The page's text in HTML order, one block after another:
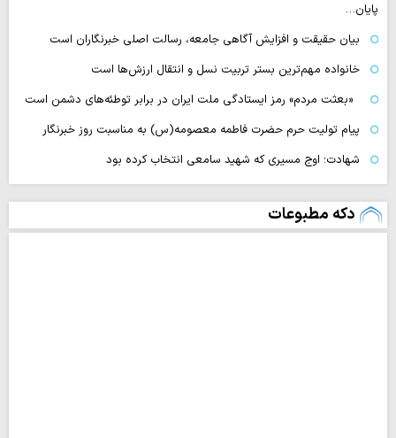
پایان…
بیان حقیقت و افزایش آگاهی جامعه، رسالت اصلی خبرنگاران است
خانواده مهم‌ترین بستر تربیت نسل و انتقال ارزش‌ها است
«بعثت مردم» رمز ایستادگی ملت ایران در برابر توطئه‌های دشمن است
پیام تولیت حرم حضرت فاطمه معصومه(س) به مناسبت روز خبرنگار
شهادت؛ اوج مسیری که شهید سامعی انتخاب کرده بود
دکه مطبوعات